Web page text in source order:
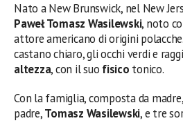
Nato a New Brunswick, nel New
Paweł Tomasz Wasilewski, noto
attore americano di origini
castano chiaro, gli occhi verdi e
altezza, con il suo fisico tonico.
Con la famiglia, composta da
padre,Tomasz Wasilewski, e tre